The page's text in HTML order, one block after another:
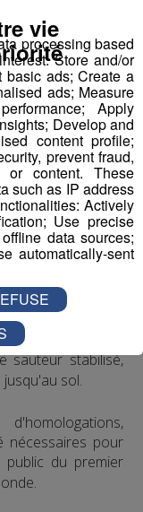
combine les
à l'élastique
à la taille d'un
deuxélastiques
sur l'accessoire
une prise d'élan
un vide de 40
par les deux
du sauteur.
sauteur stabilisé,
jusqu'au sol.
nécessaires pour
du premier
processing based
Store and/or
basic ads; Create a
ads; Measure
Apply
Develop and
content profile;
prevent fraud,
or content. These
such as IP address
Actively
Use precise
data sources;
automatically-sent
vie